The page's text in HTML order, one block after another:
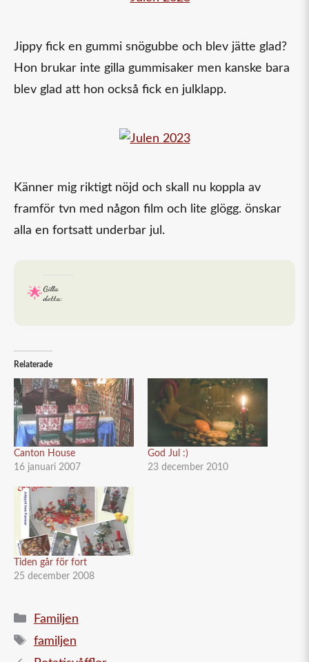
Jippy fick en gummi snögubbe och blev jätte glad?
Hon brukar inte gilla gummisaker men kanske bara
blev glad att hon också fick en julklapp.
Känner mig riktigt nöjd och skall nu koppla av
framför tvn med någon film och lite glögg. önskar
alla en fortsatt underbar jul.
Gilla
detta:
Relaterade
Canton House
16 januari 2007
God Jul :)
23 december 2010
Tiden går för fort
25 december 2008
Kategorier
Familjen
Etiketter
familjen